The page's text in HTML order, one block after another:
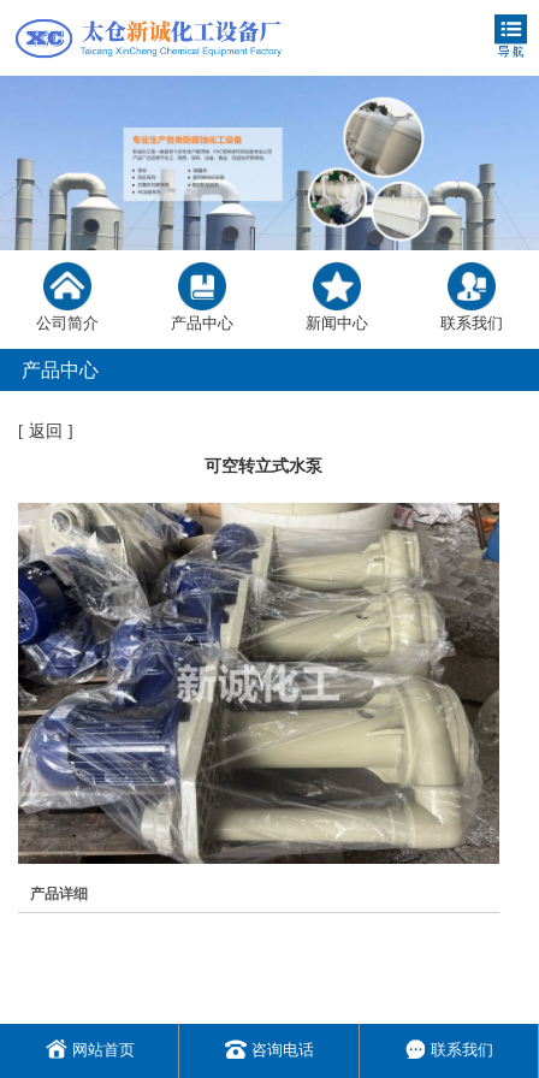
公司简介 产品中心 新闻中心 联系我们
产品中心
[ 返回 ]
可空转立式水泵
产品详细
网站首页 咨询电话 联系我们